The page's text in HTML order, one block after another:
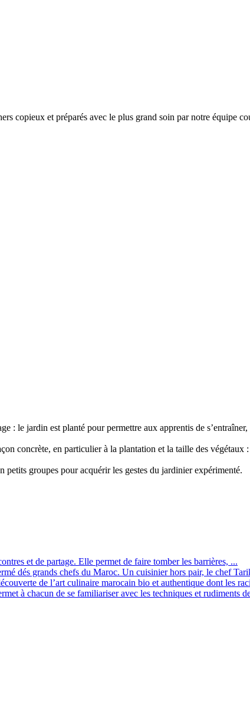
copieux et préparés avec le plus grand soin par notre équipe
: le jardin est planté pour permettre aux apprentis de
concrète, en particulier à la plantation et la taille des
petits groupes pour acquérir les gestes du jardinier expérimenté.
et de partage. Elle permet de faire tomber les barrières, ...
dés grands chefs du Maroc. Un cuisinier hors pair, le chef
de l’art culinaire marocain bio et authentique dont les
à chacun de se familiariser avec les techniques et rudiments